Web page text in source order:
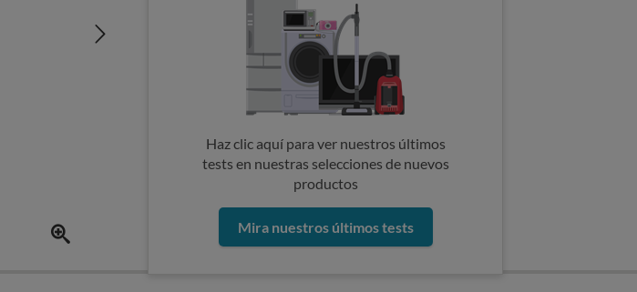
Haz clic aquí para ver nuestros últimos
tests en nuestras selecciones de nuevos
productos
Mira nuestros últimos tests